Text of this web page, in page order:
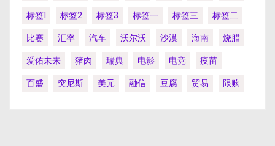
标签1
标签2 标签3 标签一 标签三
标签二
比赛
汇率 汽车 沃尔沃 沙漠 海南
烧腊
爱佑未来
猪肉 瑞典 电影 电竞
疫苗
百盛
突尼斯 美元 融信 豆腐 贸易 限购